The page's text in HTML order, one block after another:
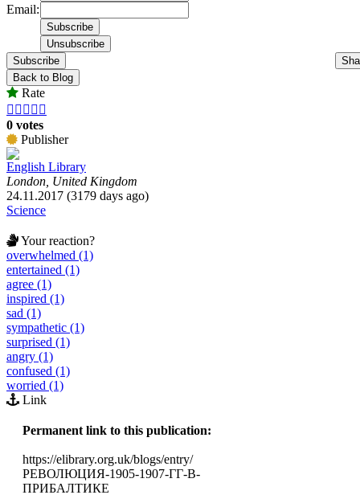
Email:
Subscribe
Back to Blog
Rate
    
0 votes
Publisher
English Library
London, United Kingdom
24.11.2017 (3179 days ago)
Science
Your reaction?
overwhelmed (1)
entertained (1)
agree (1)
inspired (1)
sad (1)
sympathetic (1)
surprised (1)
angry (1)
confused (1)
worried (1)
Link
Permanent link to this publication:
https://elibrary.org.uk/blogs/entry/
РЕВОЛЮЦИЯ-1905-1907-ГГ-В-
ПРИБАЛТИКЕ